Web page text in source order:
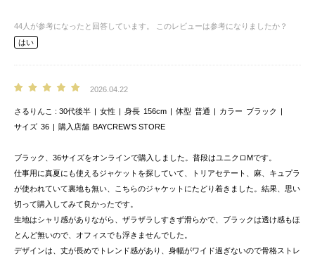
44 人が参考になったと回答しています。
このレビューは参考になりましたか？
はい
2026.04.22
さるりんこ 30代後半 女性 身長 156cm 体型 普通 カラー ブラック
サイズ 36 購入店舗 BAYCREW’S STORE
ブラック、36サイズをオンラインで購入しました。普段はユニクロMです。
仕事用に真夏にも使えるジャケットを探していて、トリアセテート、麻、キュプラ
が使われていて裏地も無い、こちらのジャケットにたどり着きました。結果、思い
切って購入してみて良かったです。
生地はシャリ感がありながら、ザラザラしすきず滑らかで、ブラックは透け感もほ
とんど無いので、オフィスでも浮きませんでした。
デザインは、丈が長めでトレンド感があり、身幅がワイド過ぎないので骨格ストレ